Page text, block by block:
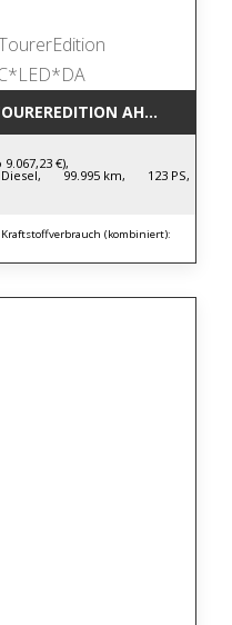
€),
Diesel, 99.995 km, 123 PS,
(kombiniert):